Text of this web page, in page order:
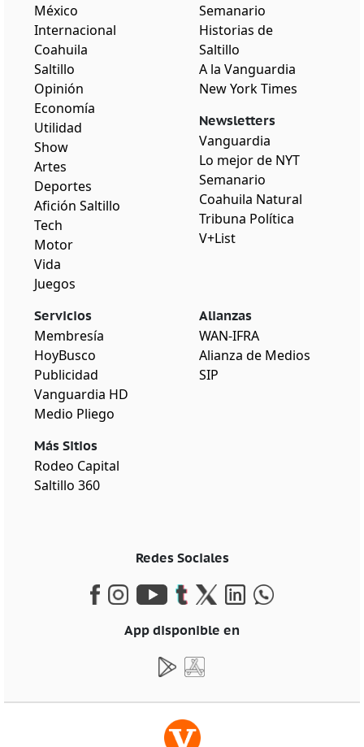
México
Internacional
Coahuila
Saltillo
Opinión
Economía
Utilidad
Show
Artes
Deportes
Afición Saltillo
Tech
Motor
Vida
Juegos
Semanario
Historias de
Saltillo
A la Vanguardia
New York Times
Newsletters
Vanguardia
Lo mejor de NYT
Semanario
Coahuila Natural
Tribuna Política
V+List
Servicios
Membresía
HoyBusco
Publicidad
Vanguardia HD
Medio Pliego
Más Sitios
Rodeo Capital
Saltillo 360
Alianzas
WAN-IFRA
Alianza de Medios
SIP
Redes Sociales
App disponible en